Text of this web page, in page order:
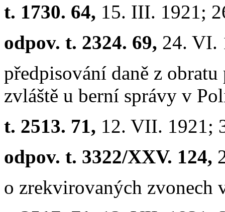
t. 1730. 64, 15. III. 1921;
odpov. t. 2324. 69, 24. VI.
předpisování daně z
zvláště u berní správy v
t. 2513. 71, 12. VII. 1921;
odpov. t. 3322/XXV. 124,
o zrekvirovaných zvonech